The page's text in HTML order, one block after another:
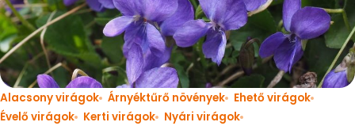
Alacsony virágok Árnyéktűrő növények
Ehető virágok
Évelő virágok
Kerti virágok
Nyári virágok